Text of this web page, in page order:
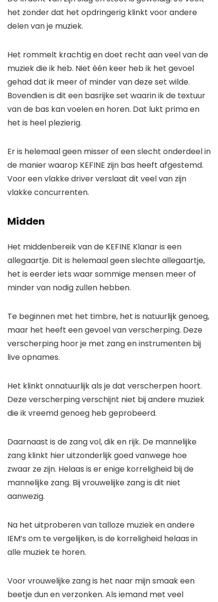
het zonder dat het opdringerig klinkt voor andere
delen van je muziek.
Het rommelt krachtig en doet recht aan veel van de
muziek die ik heb. Niet één keer heb ik het gevoel
gehad dat ik meer of minder van deze set wilde.
Bovendien is dit een basrijke set waarin ik de textuur
van de bas kan voelen en horen. Dat lukt prima en
het is heel plezierig.
Er is helemaal geen misser of een slecht onderdeel in
de manier waarop KEFINE zijn bas heeft afgestemd.
Voor een vlakke driver verslaat dit veel van zijn
vlakke concurrenten.
Midden
Het middenbereik van de KEFINE Klanar is een
allegaartje. Dit is helemaal geen slechte allegaartje,
het is eerder iets waar sommige mensen meer of
minder van nodig zullen hebben.
Te beginnen met het timbre, het is natuurlijk genoeg,
maar het heeft een gevoel van verscherping. Deze
verscherping hoor je met zang en instrumenten bij
live opnames.
Het klinkt onnatuurlijk als je dat verscherpen hoort.
Deze verscherping verschijnt niet bij andere muziek
die ik vreemd genoeg heb geprobeerd.
Daarnaast is de zang vol, dik en rijk. De mannelijke
zang klinkt hier uitzonderlijk goed vanwege hoe
zwaar ze zijn. Helaas is er enige korreligheid bij de
mannelijke zang. Bij vrouwelijke zang is dit niet
aanwezig.
Na het uitproberen van talloze muziek en andere
IEM’s om te vergelijken, is de korreligheid helaas in
alle muziek te horen.
Voor vrouwelijke zang is het naar mijn smaak een
beetje dun en verzonken. Als iemand met veel